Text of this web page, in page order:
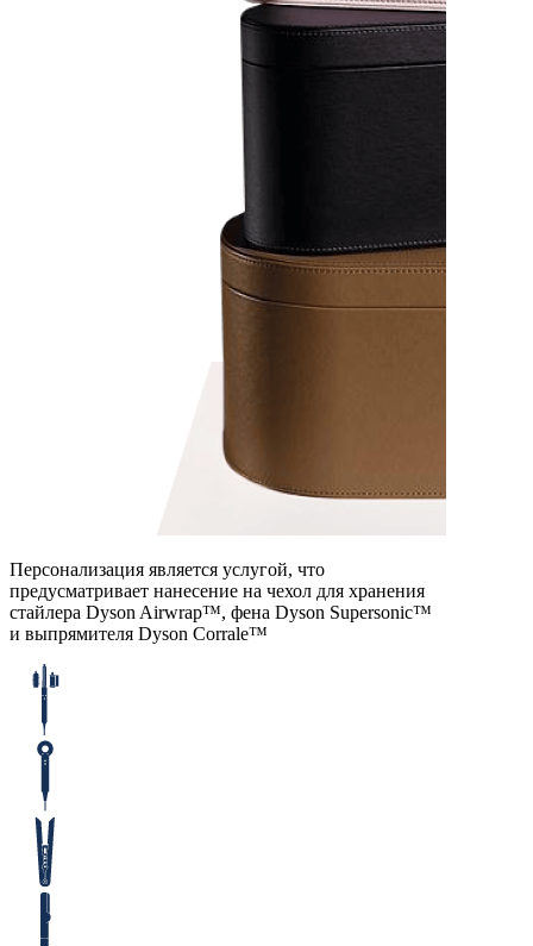
Персонализация является услугой, что
предусматривает нанесение на чехол для хранения
стайлера Dyson Airwrap™, фена Dyson Supersonic™
и выпрямителя Dyson Corralе™